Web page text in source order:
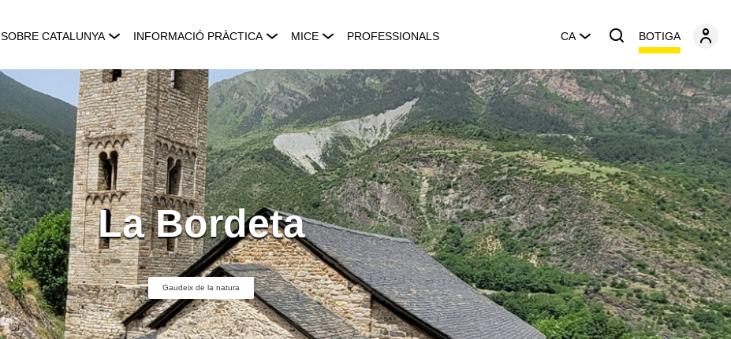
SOBRE CATALUNYA INFORMACIÓ PRÀCTICA MICE PROFESSIONALS CA BOTIGA
La Bordeta
Gaudeix de la natura